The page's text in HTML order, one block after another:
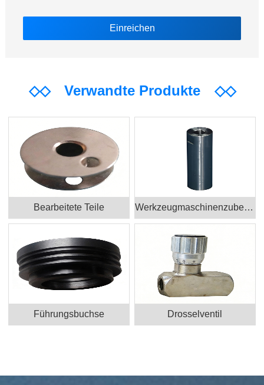
◇◇Verwandte Produkte ◇◇
Bearbeitete Teile Werkzeugmaschinenzubehör
Führungsbuchse Drosselventil